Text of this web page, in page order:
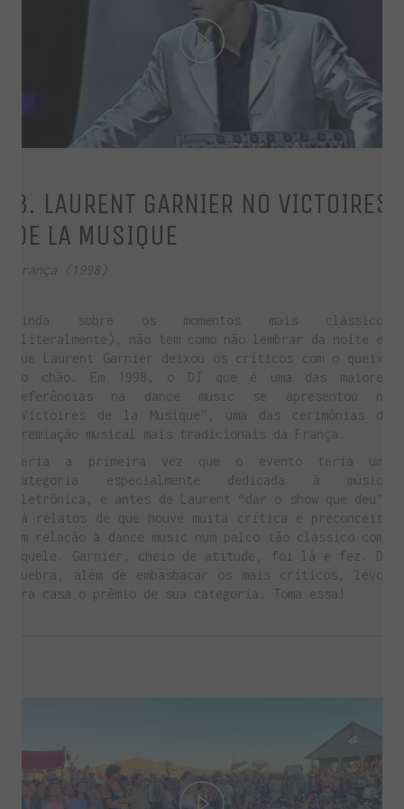
Play
Video
3. LAURENT GARNIER NO VICTOIRES
DE LA MUSIQUE
França (1998)
Ainda sobre os momentos mais clássicos
(literalmente), não tem como não lembrar da noite em
que Laurent Garnier deixou os críticos com o queixo
no chão. Em 1998, o DJ que é uma das maiores
referências na dance music se apresentou no
“Victoires de la Musique”, uma das cerimônias de
premiação musical mais tradicionais da França.
Seria a primeira vez que o evento teria uma
categoria especialmente dedicada à música
eletrônica, e antes de Laurent “dar o show que deu”,
há relatos de que houve muita crítica e preconceito
em relação à dance music num palco tão clássico como
aquele. Garnier, cheio de atitude, foi lá e fez. De
quebra, além de embasbacar os mais críticos, levou
pra casa o prêmio de sua categoria. Toma essa!